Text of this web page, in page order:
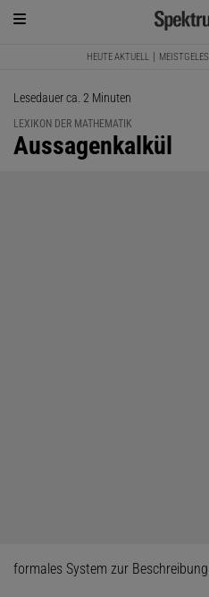
HEUTE AKTUELL
Lesedauer ca. 2 Minuten
LEXIKON DER MATHEMATIK
:
Aussagenkalkül
formales System zur